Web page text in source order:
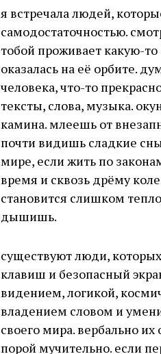
я встречала людей,
самодостаточностью.
тобой проживает какую-то
оказалась на её орбите.
человека, что-то
тексты, слова, музыка.
камина. млеешь от
почти видишь сладкие
мире, если жить по
время и сквозь дрёму
становится слишком
дышишь.
существуют люди,
клавиш и безопасный
видением, логикой,
владением словом и
своего мира. вербально
порой мучительно. если